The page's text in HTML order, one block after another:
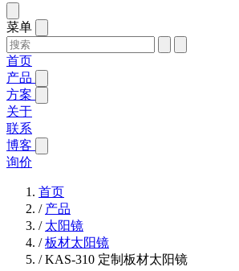
菜单
首页
产品
方案
关于
联系
博客
询价
首页
/ 产品
/ 太阳镜
/板材太阳镜
/KAS-310 定制板材太阳镜